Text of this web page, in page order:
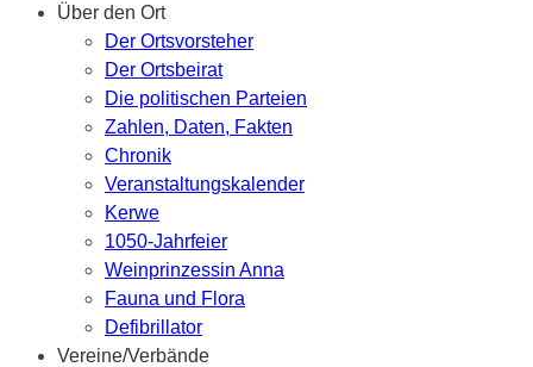
Über den Ort
Der Ortsvorsteher
Der Ortsbeirat
Die politischen Parteien
Zahlen, Daten, Fakten
Chronik
Veranstaltungskalender
Kerwe
1050-Jahrfeier
Weinprinzessin Anna
Fauna und Flora
Defibrillator
Vereine/Verbände